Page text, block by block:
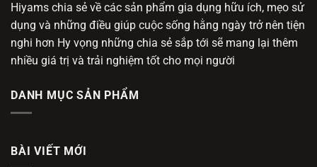
Hiyams chia sẻ về các sản phẩm gia dụng hữu ích, mẹo sử
dụng và những điều giúp cuộc sống hằng ngày trở nên tiện
nghi hơn Hy vọng những chia sẻ sắp tới sẽ mang lại thêm
nhiều giá trị và trải nghiệm tốt cho mọi người
DANH MỤC SẢN PHẨM
BÀI VIẾT MỚI